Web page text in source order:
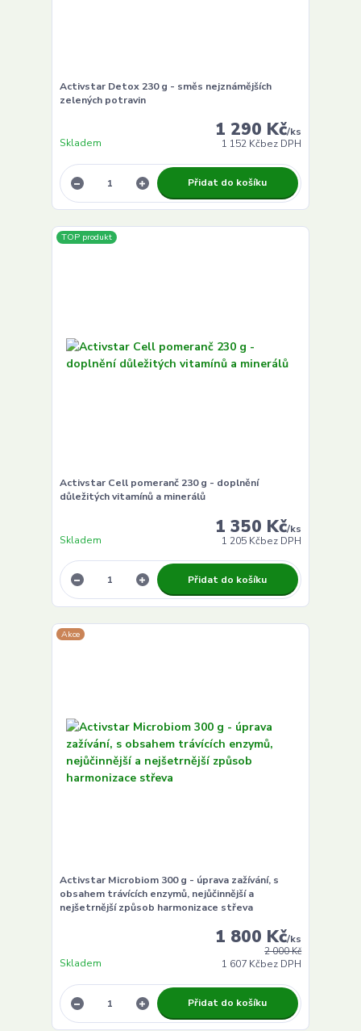
Activstar Detox 230 g - směs nejznámějších
zelených potravin
1 290 Kč/ks
1 152 Kčbez DPH
Skladem
Přidat do košíku
TOP produkt
Activstar Cell pomeranč 230 g - doplnění
důležitých vitamínů a minerálů
1 350 Kč/ks
1 205 Kčbez DPH
Skladem
Přidat do košíku
Akce
Activstar Microbiom 300 g - úprava zažívání, s
obsahem trávících enzymů, nejůčinnější a
nejšetrnější způsob harmonizace střeva
2 000 Kč
1 800 Kč/ks
1 607 Kčbez DPH
Skladem
Přidat do košíku